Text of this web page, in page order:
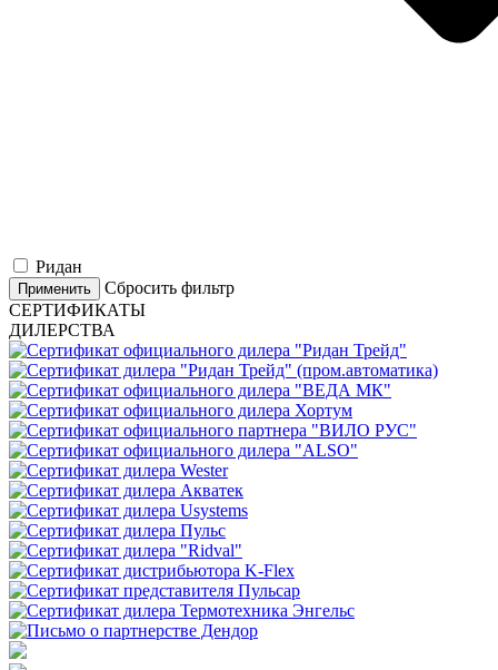
Ридан
Применить
Сбросить фильтр
СЕРТИФИКАТЫ
ДИЛЕРСТВА